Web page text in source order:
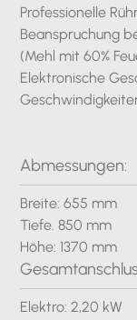
Professionelle
Beanspruchung
(Mehl mit 60%
Elektronische
Abmessungen:
Breite: 655 mm
Tiefe. 850 mm
Höhe: 1370 mm
Elektro: 2,20 kW